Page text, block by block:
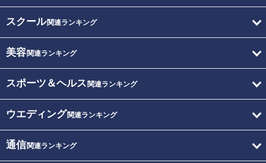
スクール関連ランキング
美容関連ランキング
スポーツ＆ヘルス 関連ランキング
ウエディング関連ランキング
通信関連ランキング